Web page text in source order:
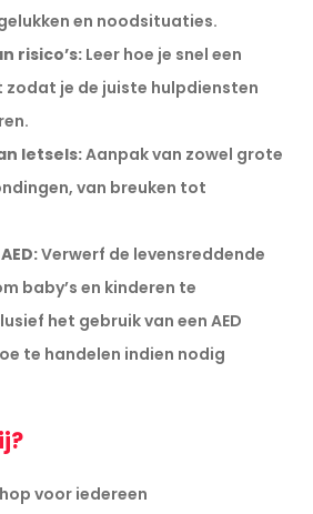
en noodsituaties.
risico’s: Leer hoe je snel een
je de juiste hulpdiensten
letsels:Aanpak van zowel grote
van breuken tot
Verwerf de levensreddende
baby’s en kinderen te
het gebruik van een AED
te handelen indien nodig
voor iedereen